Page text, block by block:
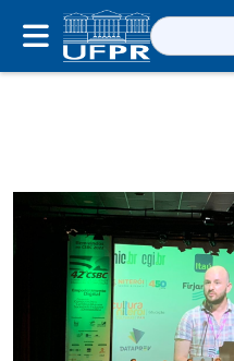
Pesquisar
por: